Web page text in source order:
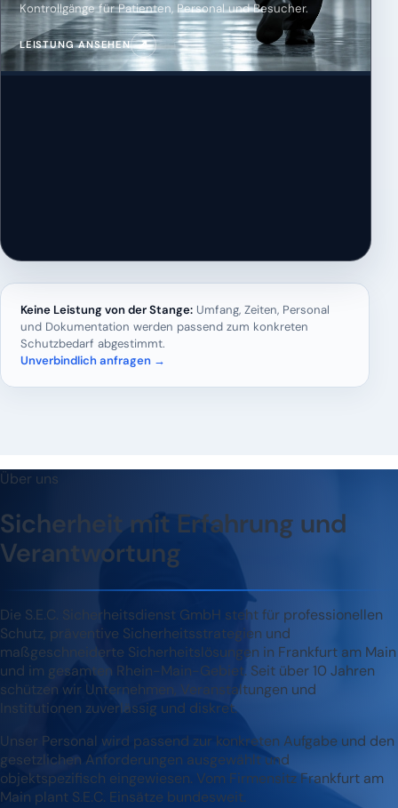
Kontrollgänge für Patienten, Personal und Besucher.
LEISTUNG ANSEHEN ↗
Keine Leistung von der Stange: Umfang, Zeiten, Personal
und Dokumentation werden passend zum konkreten
Schutzbedarf abgestimmt.
Unverbindlich anfragen →
Über uns
Sicherheit mit Erfahrung und
Verantwortung
Die S.E.C. Sicherheitsdienst GmbH steht für professionellen
Schutz, präventive Sicherheitsstrategien und
maßgeschneiderte Sicherheitslösungen in Frankfurt am Main
und im gesamten Rhein-Main-Gebiet. Seit über 10 Jahren
schützen wir Unternehmen, Veranstaltungen und
Institutionen zuverlässig und diskret.
Unser Personal wird passend zur konkreten Aufgabe und den
gesetzlichen Anforderungen ausgewählt und
objektspezifisch eingewiesen. Vom Firmensitz Frankfurt am
Main plant S.E.C. Einsätze bundesweit.